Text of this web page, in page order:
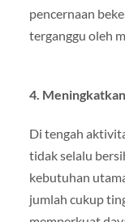
pencernaan
terganggu oleh
4.
Di tengah
tidak selalu
kebutuhan
jumlah cukup